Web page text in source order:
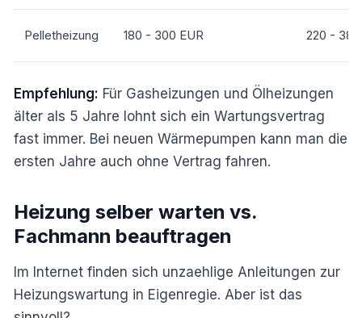
Pelletheizung 180 - 300 EUR 220 - 380
Empfehlung: Für Gasheizungen und Ölheizungen
älter als 5 Jahre lohnt sich ein Wartungsvertrag
fast immer. Bei neuen Wärmepumpen kann man die
ersten Jahre auch ohne Vertrag fahren.
Heizung selber warten vs.
Fachmann beauftragen
Im Internet finden sich unzaehlige Anleitungen zur
Heizungswartung in Eigenregie. Aber ist das